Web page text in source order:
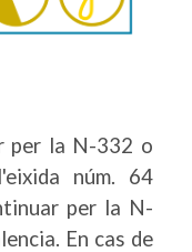
per la N-332 o
núm. 64
per la N-
En cas de